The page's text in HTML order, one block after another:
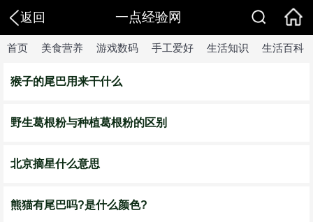
返回 一点经验网
首页 美食营养 游戏数码 手工爱好 生活知识 生活百科
猴子的尾巴用来干什么
野生葛根粉与种植葛根粉的区别
北京摘星什么意思
熊猫有尾巴吗?是什么颜色?